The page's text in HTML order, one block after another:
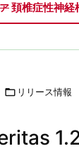
頚椎症性神経
 リリース情報